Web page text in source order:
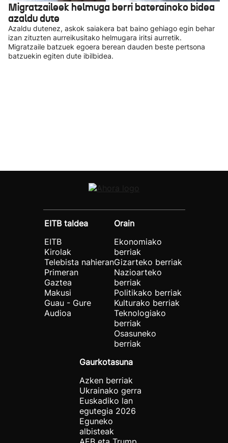
Migratzaileek helmuga berri baterainoko bidea
azaldu dute
Azaldu dutenez, askok saiakera bat baino gehiago egin behar
izan zituzten aurreikusitako helmugara iritsi aurretik.
Migratzaile batzuek egoera berean dauden beste pertsona
batzuekin egiten dute ibilbidea.
EITB taldea
EITB
Kirolak
Telebista nahieran
Primeran
Gaztea
Makusi
Guau - Gure
Audioa
Orain
Ekonomiako
berriak
Gizarteko berriak
Nazioarteko
berriak
Politikako berriak
Kulturako berriak
Teknologiako
berriak
Osasuneko
berriak
Gaurkotasuna
Azken berriak
Ukrainako gerra
Euskadiko lan
egutegia 2026
Eguneko
albisteak